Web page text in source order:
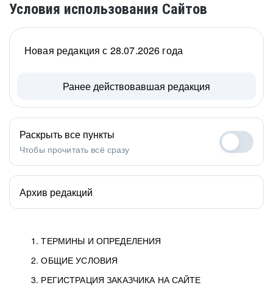
Условия использования Сайтов
1. ТЕРМИНЫ И ОПРЕДЕЛЕНИЯ
2. ОБЩИЕ УСЛОВИЯ
3. РЕГИСТРАЦИЯ ЗАКАЗЧИКА НА САЙТЕ
Новая редакция с 28.07.2026 года
Ранее действовавшая редакция
Раскрыть все пункты
Чтобы прочитать всё сразу
Архив редакций